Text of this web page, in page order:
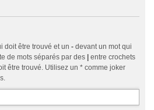
doit être trouvé et un - devant un mot qui
de mots séparés par des
entre crochets
être trouvé. Utilisez un * comme joker